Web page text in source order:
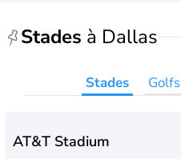
Stades à Dallas
Stades Golfs
AT&T Stadium